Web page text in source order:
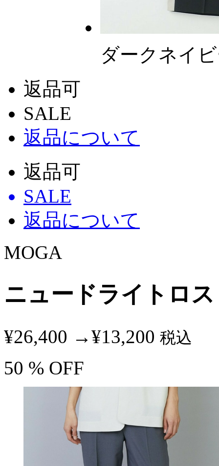
ダークネイ
返品可
SALE
返品について
返品可
SALE
返品について
MOGA
ニュードライトロ
¥26,400 →¥13,200 税込
50 % OFF